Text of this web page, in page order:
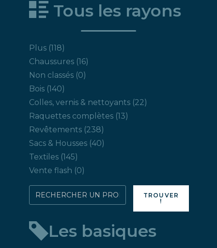
Tous les rayons
Plus 118118
produits
Chaussures 1616
produits
Non classés 00
Bois 140140
produits
Colles, vernis & nettoyants 2222
Raquettes complètes 1313
Revêtements 238238
produits
Sacs & Housses 4040
Textiles 145145
produits
Vente flash 00
Rechercher
directement
produit
:
TROUVER
!
Les basiques